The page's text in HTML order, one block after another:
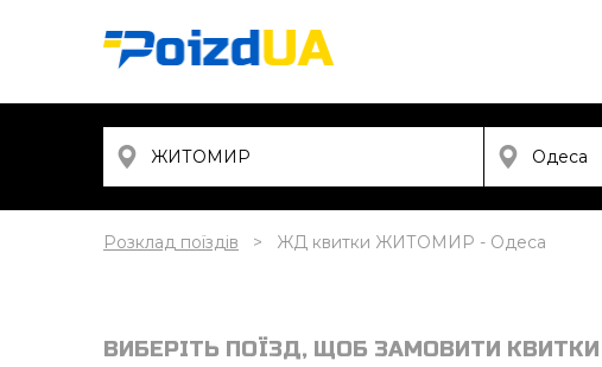
Розклад поїздів ЖД квитки ЖИТОМИР - Одеса
ВИБЕРІТЬ ПОЇЗД, ЩОБ ЗАМОВИТИ